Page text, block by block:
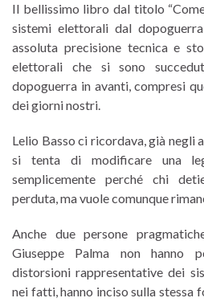
Il bellissimo libro dal titolo
sistemi elettorali dal
assoluta precisione tecnica e
elettorali che si sono
dopoguerra in avanti, compresi
dei giorni nostri.
Lelio Basso ci ricordava, già negli
si tenta di modificare una
semplicemente perché chi
perduta, ma vuole comunque
Anche due persone
Giuseppe Palma non hanno
distorsioni rappresentative dei
nei fatti, hanno inciso sulla stessa